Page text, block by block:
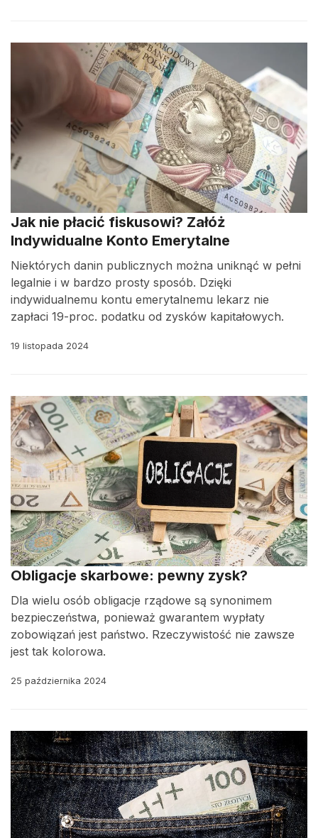
Jak nie płacić fiskusowi? Załóż
Indywidualne Konto Emerytalne
Niektórych danin publicznych można uniknąć w pełni
legalnie i w bardzo prosty sposób. Dzięki
indywidualnemu kontu emerytalnemu lekarz nie
zapłaci 19-proc. podatku od zysków kapitałowych.
19 listopada 2024
Obligacje skarbowe: pewny zysk?
Dla wielu osób obligacje rządowe są synonimem
bezpieczeństwa, ponieważ gwarantem wypłaty
zobowiązań jest państwo. Rzeczywistość nie zawsze
jest tak kolorowa.
25 października 2024